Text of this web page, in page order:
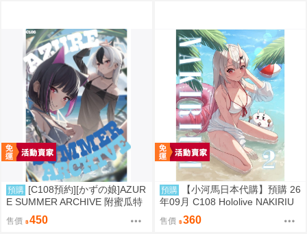
預購 [C108預約][かずの娘]AZUR
E SUMMER ARCHIVE 附蜜瓜特
典小卡 蔚藍檔案 同人誌id=3786
337
售價 450
預購
【小河馬日本代購】預購 26
年09月 C108 Hololive NAKIRIU
M2 繪師:李神の落書き場
售價 360